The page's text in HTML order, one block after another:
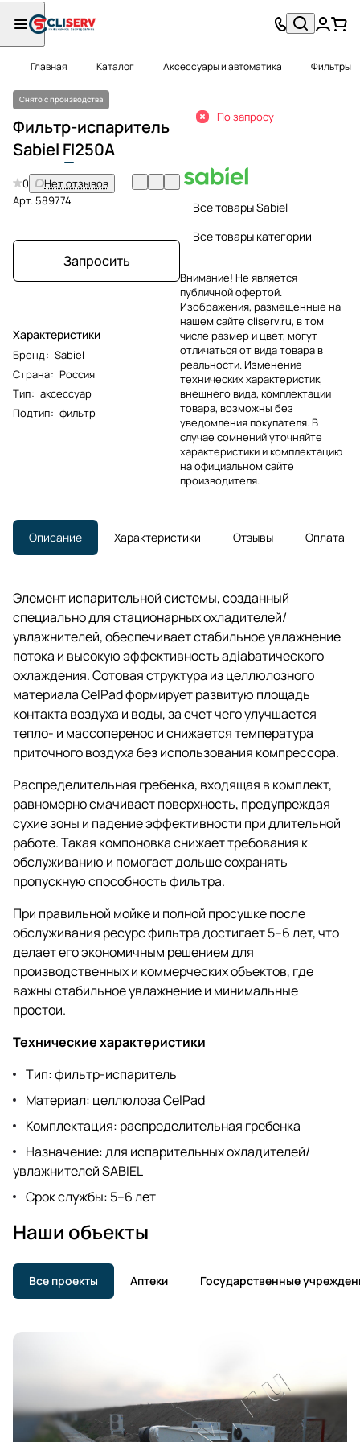
Главная Каталог Аксессуары и автоматика Фильтры
Снято с производства
Фильтр-испаритель
Sabiel FI250A
0
Нет отзывов
Арт. 589774
Запросить
Характеристики
Бренд: Sabiel
Страна: Россия
Тип: аксессуар
Подтип: фильтр
По запросу
Все товары Sabiel
Все товары категории
Внимание! Не является
публичной офертой.
Изображения, размещенные на
нашем сайте cliserv.ru, в том
числе размер и цвет, могут
отличаться от вида товара в
реальности. Изменение
технических характеристик,
внешнего вида, комплектации
товара, возможны без
уведомления покупателя. В
случае сомнений уточняйте
характеристики и комплектацию
на официальном сайте
производителя.
Описание Характеристики Отзывы Оплата
Элемент испарительной системы, созданный
специально для стационарных охладителей/
увлажнителей, обеспечивает стабильное увлажнение
потока и высокую эффективность адiabатического
охлаждения. Сотовая структура из целлюлозного
материала CelPad формирует развитую площадь
контакта воздуха и воды, за счет чего улучшается
тепло- и массоперенос и снижается температура
приточного воздуха без использования компрессора.
Распределительная гребенка, входящая в комплект,
равномерно смачивает поверхность, предупреждая
сухие зоны и падение эффективности при длительной
работе. Такая компоновка снижает требования к
обслуживанию и помогает дольше сохранять
пропускную способность фильтра.
При правильной мойке и полной просушке после
обслуживания ресурс фильтра достигает 5–6 лет, что
делает его экономичным решением для
производственных и коммерческих объектов, где
важны стабильное увлажнение и минимальные
простои.
Технические характеристики
Тип: фильтр-испаритель
Материал: целлюлоза CelPad
Комплектация: распределительная гребенка
Назначение: для испарительных охладителей/
увлажнителей SABIEL
Срок службы: 5–6 лет
Наши объекты
Все проекты Аптеки Государственные